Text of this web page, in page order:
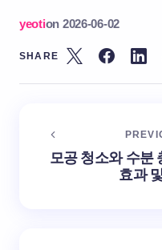
yeotion 2026-06-02
SHARE
모공 청소와 수분
효과